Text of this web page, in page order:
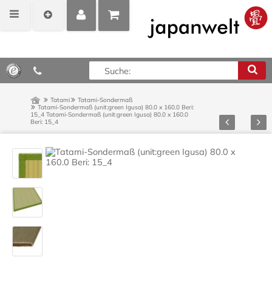
MEIN
POSITIONEN
ANZEIGEN
0,00 €*
Tatami
Tatami-Sondermaß
Tatami-Sondermaß (unit:green Igusa) 80.0 x 160.0 Beri:
15_4 Tatami-Sondermaß (unit:green Igusa) 80.0 x 160.0
Beri: 15_4
Zurück Vor